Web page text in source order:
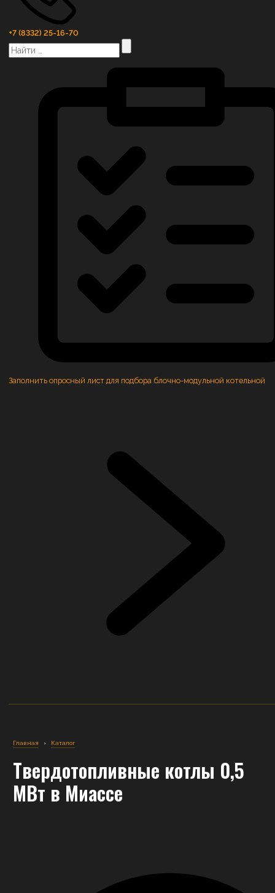
+7 (8332) 25-16-70
Заполнить опросный лист для подбора блочно-модульной котельной
Главная › Каталог
Твердотопливные котлы 0,5
МВт в Миассе